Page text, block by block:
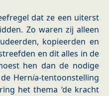
dat ze een uiterst
Zo waren zij alleen
kopieerden en
en dit alles in de
hen dan de nodige
Hernia-tentoonstelling
het thema ‘de kracht